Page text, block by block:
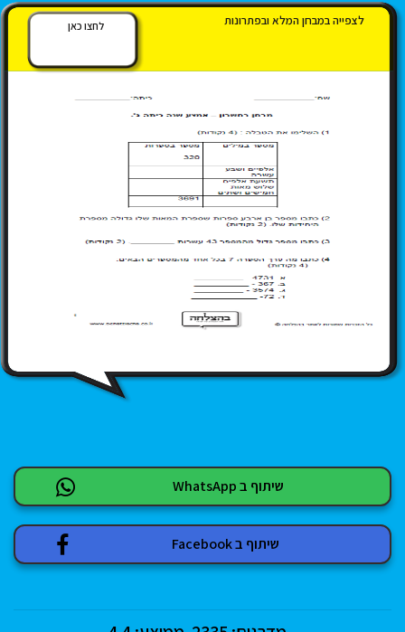
לצפייה במבחן המלא ובפתרונות לחצו כאן
שיתוף ב WhatsApp
שיתוף ב Facebook